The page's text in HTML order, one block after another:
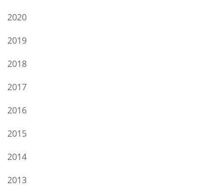
2020
2019
2018
2017
2016
2015
2014
2013